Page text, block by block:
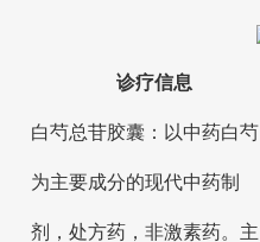
诊疗信息
白芍总苷胶囊：以中药白芍
为主要成分的现代中药制
剂，处方药，非激素药。主